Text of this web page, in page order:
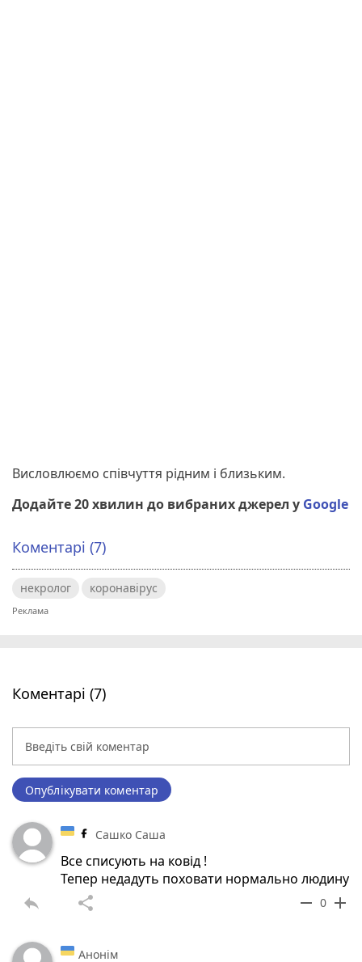
Висловлюємо співчуття рідним і близьким.
Додайте 20 хвилин до вибраних джерел у Google
Коментарі (7)
некролог коронавірус
Коментарі (7)
Опублікувати коментар
Сашко Саша
Все списують на ковід !
Тепер недадуть поховати нормально людину
reply share remove 0 add
Анонім